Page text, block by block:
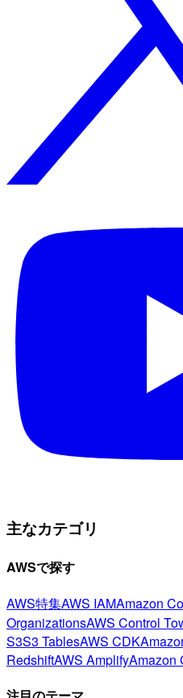
主なカテゴリ
AWSで探す
AWS特集AWS IAMAmazon
OrganizationsAWS Control
S3S3 TablesAWS CDK
RedshiftAWS AmplifyAmazon